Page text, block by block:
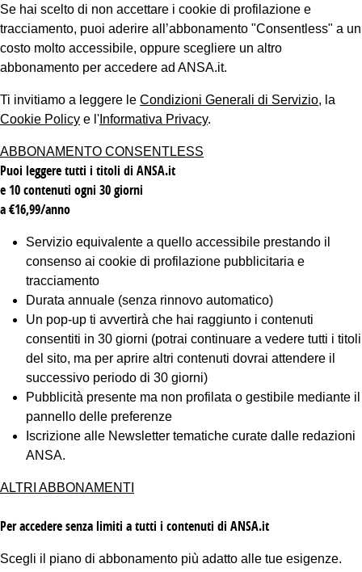
Se hai scelto di non accettare i cookie di profilazione e
tracciamento, puoi aderire all’abbonamento "Consentless" a un
costo molto accessibile, oppure scegliere un altro
abbonamento per accedere ad ANSA.it.
Ti invitiamo a leggere le Condizioni Generali di Servizio, la
Cookie Policy e l' Informativa Privacy.
ABBONAMENTO CONSENTLESS
Puoi leggere tutti i titoli di ANSA.it
e 10 contenuti ogni 30 giorni
a €16,99/anno
Servizio equivalente a quello accessibile prestando il
consenso ai cookie di profilazione pubblicitaria e
tracciamento
Durata annuale (senza rinnovo automatico)
Un pop-up ti avvertirà che hai raggiunto i contenuti
consentiti in 30 giorni (potrai continuare a vedere tutti i titoli
del sito, ma per aprire altri contenuti dovrai attendere il
successivo periodo di 30 giorni)
Pubblicità presente ma non profilata o gestibile mediante il
pannello delle preferenze
Iscrizione alle Newsletter tematiche curate dalle redazioni
ANSA.
ALTRI ABBONAMENTI
Per accedere senza limiti a tutti i contenuti di ANSA.it
Scegli il piano di abbonamento più adatto alle tue esigenze.